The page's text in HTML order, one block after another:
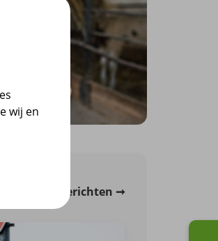
Alle nieuwsberichten
wij en